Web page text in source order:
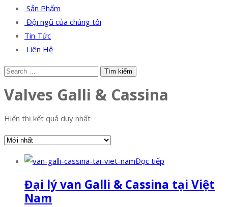
Sản Phẩm
Đội ngũ của chúng tôi
Tin Tức
Liên Hệ
Valves Galli & Cassina
Hiển thị kết quả duy nhất
Đọc tiếp
Đại lý van Galli & Cassina tại Việt
Nam